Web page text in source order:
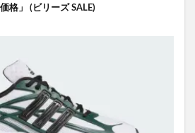
格」 (ビリーズ SALE)